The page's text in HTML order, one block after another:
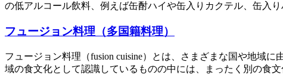
の低アルコール飲料、例えば缶酎ハイや缶入りカクテル、缶入
フュージョン料理（多国籍料理）
フュージョン料理（fusion cuisine）とは、さまざまな国や地域
域の食文化として認識しているものの中には、まったく別の